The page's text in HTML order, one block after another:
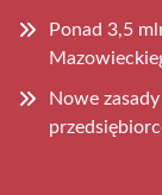
Ponad 3,5
Nowe